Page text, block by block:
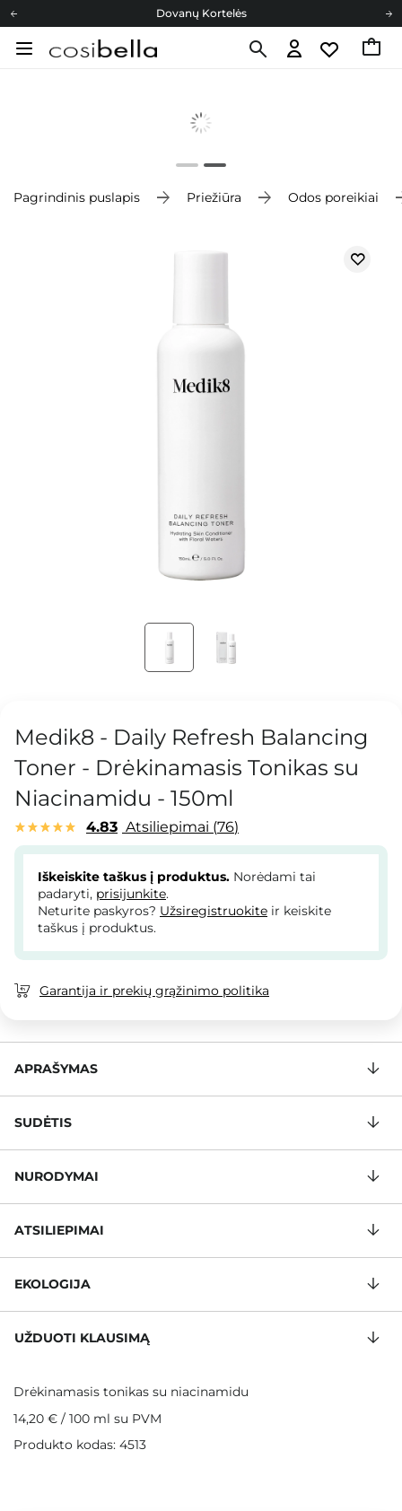
Dovanų Kortelės
Cosibella lojalumo programa
Pagrindinis puslapis Priežiūra Odos poreikiai
Medik8 - Daily Refresh Balancing
Toner - Drėkinamasis Tonikas su
Niacinamidu - 150ml
4.83 Atsiliepimai 76
Iškeiskite taškus į produktus. Norėdami tai
padaryti, prisijunkite.
Neturite paskyros? Užsiregistruokite ir keiskite
taškus į produktus.
Garantija ir prekių grąžinimo politika
APRAŠYMAS
SUDĖTIS
NURODYMAI
ATSILIEPIMAI
EKOLOGIJA
UŽDUOTI KLAUSIMĄ
Drėkinamasis tonikas su niacinamidu
14,20 € / 100 ml su PVM
Produkto kodas: 4513